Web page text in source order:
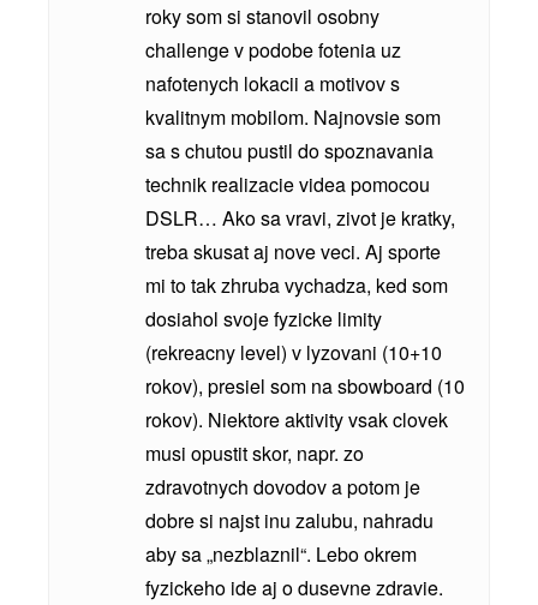
roky som si stanovil osobny
challenge v podobe fotenia uz
nafotenych lokacii a motivov s
kvalitnym mobilom. Najnovsie som
sa s chutou pustil do spoznavania
technik realizacie videa pomocou
DSLR… Ako sa vravi, zivot je kratky,
treba skusat aj nove veci. Aj sporte
mi to tak zhruba vychadza, ked som
dosiahol svoje fyzicke limity
(rekreacny level) v lyzovani (10+10
rokov), presiel som na sbowboard (10
rokov). Niektore aktivity vsak clovek
musi opustit skor, napr. zo
zdravotnych dovodov a potom je
dobre si najst inu zalubu, nahradu
aby sa „nezblaznil“. Lebo okrem
fyzickeho ide aj o dusevne zdravie.